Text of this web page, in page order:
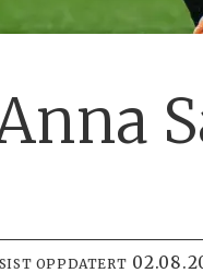
SIST OPPDATERT